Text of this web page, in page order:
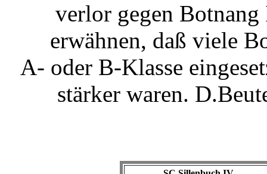
verlor gegen
erwähnen, daß viele
A- oder B-Klasse
stärker waren.